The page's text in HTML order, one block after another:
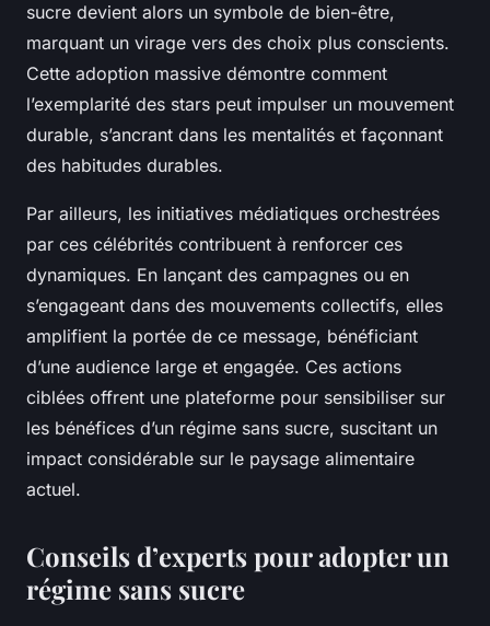
sucre devient alors un symbole de bien-être,
marquant un virage vers des choix plus conscients.
Cette adoption massive démontre comment
l’exemplarité des stars peut impulser un mouvement
durable, s’ancrant dans les mentalités et façonnant
des habitudes durables.
Par ailleurs, les initiatives médiatiques orchestrées
par ces célébrités contribuent à renforcer ces
dynamiques. En lançant des campagnes ou en
s’engageant dans des mouvements collectifs, elles
amplifient la portée de ce message, bénéficiant
d’une audience large et engagée. Ces actions
ciblées offrent une plateforme pour sensibiliser sur
les bénéfices d’un régime sans sucre, suscitant un
impact considérable sur le paysage alimentaire
actuel.
Conseils d’experts pour adopter un
régime sans sucre